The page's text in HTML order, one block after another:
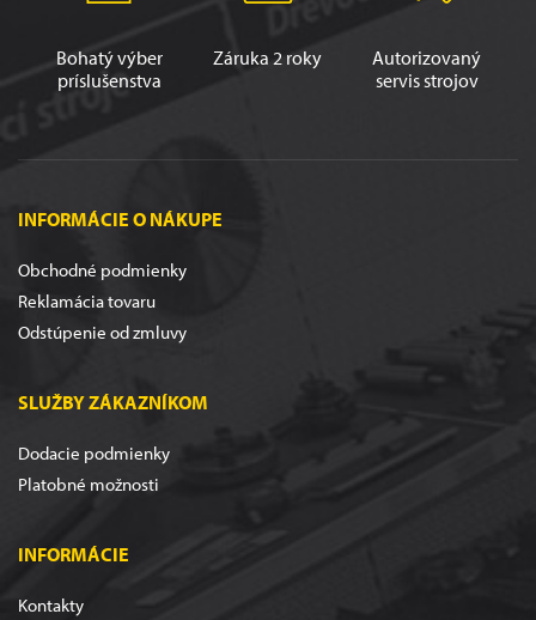
Bohatý výber
príslušenstva
Záruka 2 roky
Autorizovaný
servis strojov
INFORMÁCIE O NÁKUPE
Obchodné podmienky
Reklamácia tovaru
Odstúpenie od zmluvy
SLUŽBY ZÁKAZNÍKOM
Dodacie podmienky
Platobné možnosti
INFORMÁCIE
Kontakty